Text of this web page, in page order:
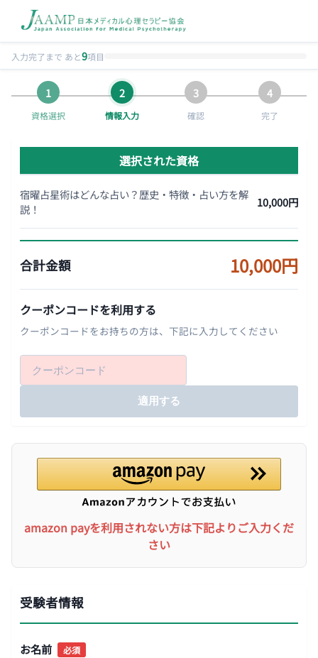
入力完了まで あと9項目
資格選択 情報入力 確認 完了
amazon payを利用されない方は下記よりご入力くだ
さい
受験者情報
お名前 必須
選択された資格
宿曜占星術はどんな占い？歴史・特徴・占い方を解
説！
10,000円
合計金額 10,000円
クーポンコードを利用する
クーポンコードをお持ちの方は、下記に入力してください
適用する